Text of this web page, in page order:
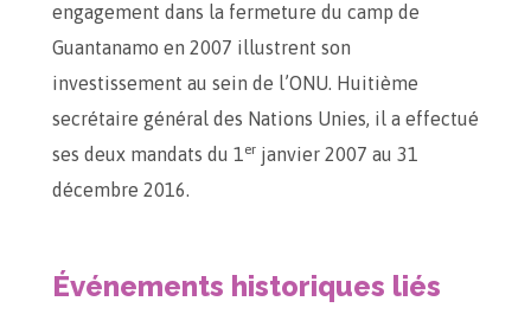
engagement dans la fermeture du camp de
Guantanamo en 2007 illustrent son
investissement au sein de l’ONU. Huitième
secrétaire général des Nations Unies, il a effectué
ses deux mandats du 1er janvier 2007 au 31
décembre 2016.
Événements historiques liés